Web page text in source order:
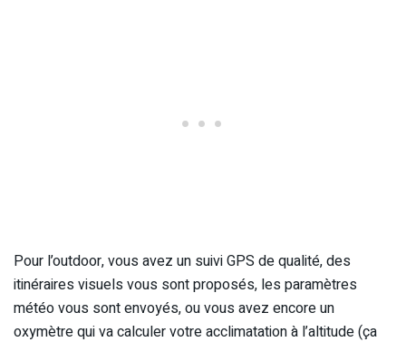
Pour l’outdoor, vous avez un suivi GPS de qualité, des
itinéraires visuels vous sont proposés, les paramètres
météo vous sont envoyés, ou vous avez encore un
oxymètre qui va calculer votre acclimatation à l’altitude (ça